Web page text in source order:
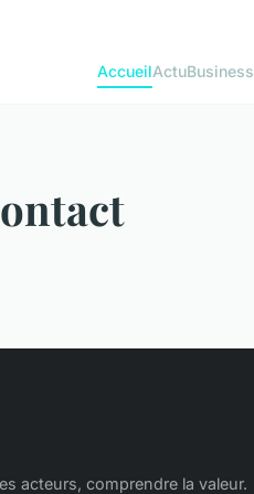
AccueilActuBusiness
acteurs, comprendre la valeur.